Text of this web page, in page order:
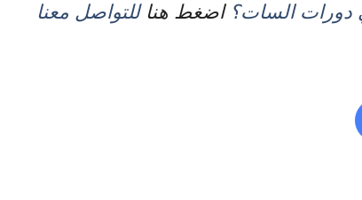
دورات السات؟اضغط هنا للتواصل معنا